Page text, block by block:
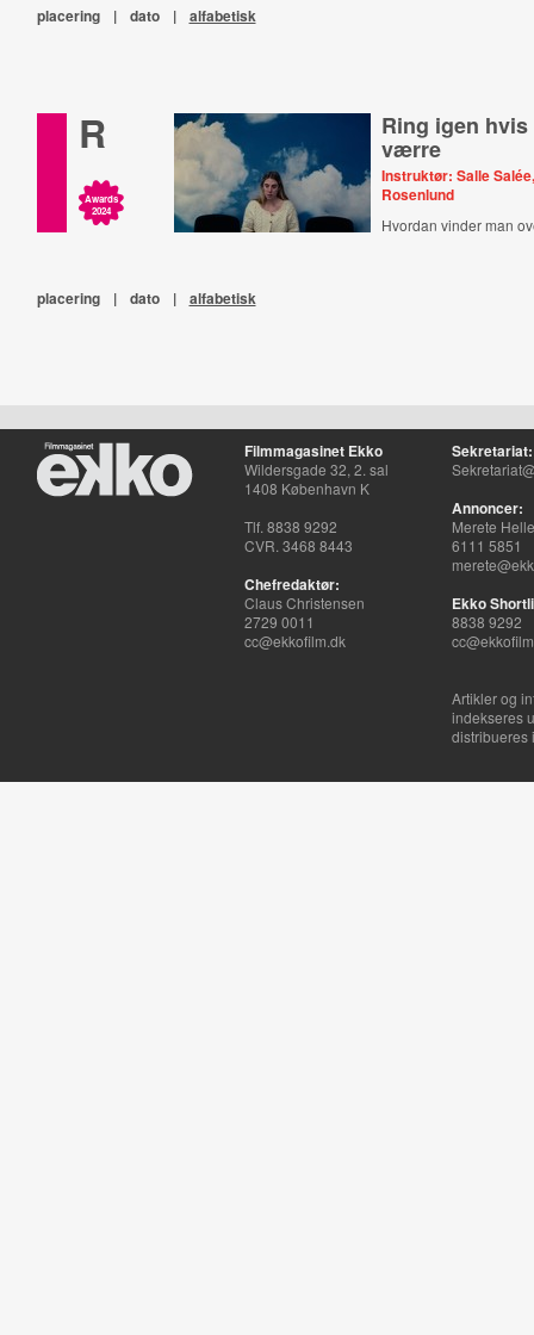
placering | dato | alfabetisk
R
Awards
2024
Ring igen
værre
Instruktør: Salle
Rosenlund
Hvordan vinder man
placering | dato | alfabetisk
Filmmagasinet Ekko
Wildersgade 32, 2. sal
1408 København K
Tlf. 8838 9292
CVR. 3468 8443
Chefredaktør:
Claus Christensen
2729 0011
cc@ekkofilm.dk
Sekretariat:
Annoncer:
Merete
6111 5851
Ekko
8838 9292
Artikler og
indekseres
distribueres